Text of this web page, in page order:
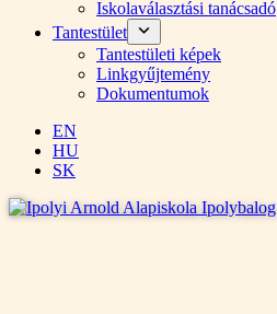
Iskolaválasztási tanácsadó
Tantestület
Tantestületi képek
Linkgyűjtemény
Dokumentumok
EN
HU
SK